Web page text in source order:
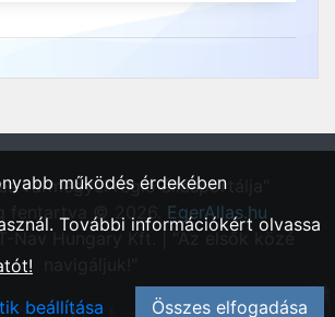
vármegyei régió állásportálja"
fentartva © 2026. EgerAllas.hu
Nav Hungary Kft. | "Az elsők közé
működés érdekében
További információkért olvassa
beállítása
Összes elfogadása